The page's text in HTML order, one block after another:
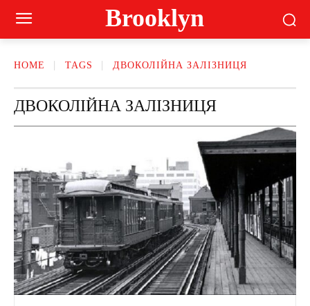
Brooklyn
HOME TAGS ДВОКОЛІЙНА ЗАЛІЗНИЦЯ
ДВОКОЛІЙНА ЗАЛІЗНИЦЯ